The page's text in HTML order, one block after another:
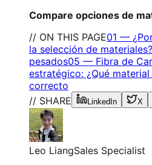
Compare opciones de
// ON THIS PAGE01 —
la selección de materiales?
pesados05 — Fibra de
estratégico: ¿Qué
correcto
// SHARE
LinkedIn X
Leo LiangSales Specialist